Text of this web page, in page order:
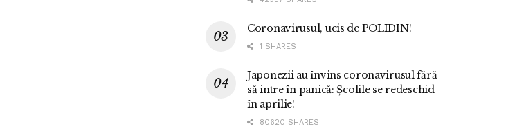
Coronavirusul, ucis de POLIDIN!
1 SHARES
Japonezii au învins coronavirusul fără
să intre în panică: Școlile se redeschid
în aprilie!
80620 SHARES